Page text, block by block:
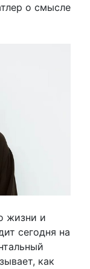
о смысле
жизни и
сегодня на
как